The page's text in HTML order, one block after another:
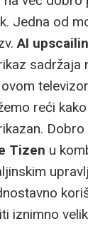
Jedna od
AI
sadržaja
reći
Tizen u
iznimno